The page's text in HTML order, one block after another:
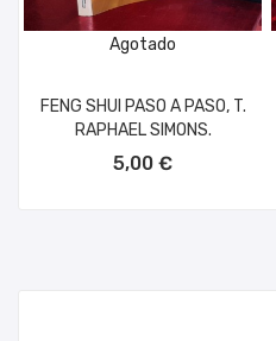
Agotado
FENG SHUI PASO A PASO, T.
RAPHAEL SIMONS.
5,00 €